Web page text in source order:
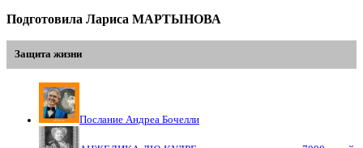
Подготовила Лариса МАРТЫНОВА
Защита жизни
Послание Андреа Бочелли